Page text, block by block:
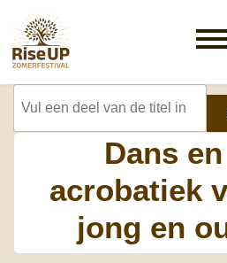
Dans en
acrobatiek
jong en